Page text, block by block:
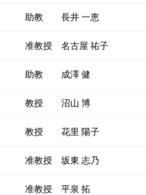
助教 長井 一恵
准教授 名古屋 祐子
助教 成澤 健
教授 沼山 博
教授 花里 陽子
准教授 坂東 志乃
准教授 平泉 拓